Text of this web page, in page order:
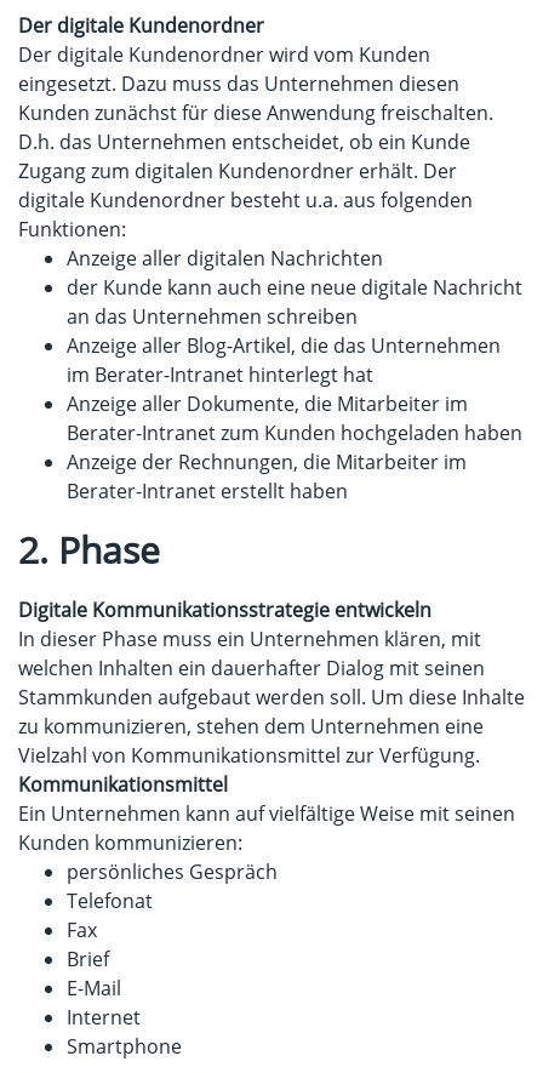
Der digitale Kundenordner
Der digitale Kundenordner wird vom Kunden
eingesetzt. Dazu muss das Unternehmen diesen
Kunden zunächst für diese Anwendung freischalten.
D.h. das Unternehmen entscheidet, ob ein Kunde
Zugang zum digitalen Kundenordner erhält. Der
digitale Kundenordner besteht u.a. aus folgenden
Funktionen:
Anzeige aller digitalen Nachrichten
der Kunde kann auch eine neue digitale Nachricht
an das Unternehmen schreiben
Anzeige aller Blog-Artikel, die das Unternehmen
im Berater-Intranet hinterlegt hat
Anzeige aller Dokumente, die Mitarbeiter im
Berater-Intranet zum Kunden hochgeladen haben
Anzeige der Rechnungen, die Mitarbeiter im
Berater-Intranet erstellt haben
2. Phase
Digitale Kommunikationsstrategie entwickeln
In dieser Phase muss ein Unternehmen klären, mit
welchen Inhalten ein dauerhafter Dialog mit seinen
Stammkunden aufgebaut werden soll. Um diese Inhalte
zu kommunizieren, stehen dem Unternehmen eine
Vielzahl von Kommunikationsmittel zur Verfügung.
Kommunikationsmittel
Ein Unternehmen kann auf vielfältige Weise mit seinen
Kunden kommunizieren:
persönliches Gespräch
Telefonat
Fax
Brief
E-Mail
Internet
Smartphone